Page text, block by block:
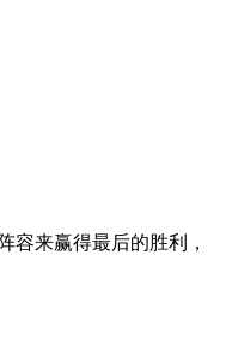
容来赢得最后的胜利，